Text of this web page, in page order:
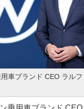
車ブランド CEO ラル